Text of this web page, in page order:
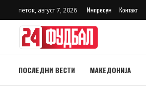
петок, август 7, 2026 Импресум Контакт
ПОСЛЕДНИ ВЕСТИ МАКЕДОНИЈА